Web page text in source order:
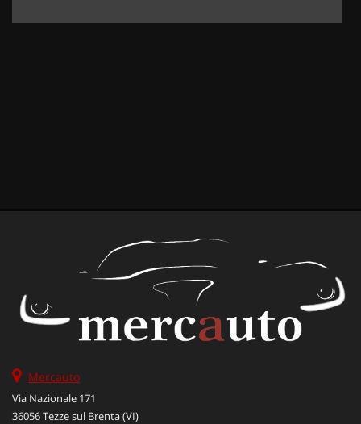
Mercauto
Via Nazionale 171
36056 Tezze sul Brenta (VI)